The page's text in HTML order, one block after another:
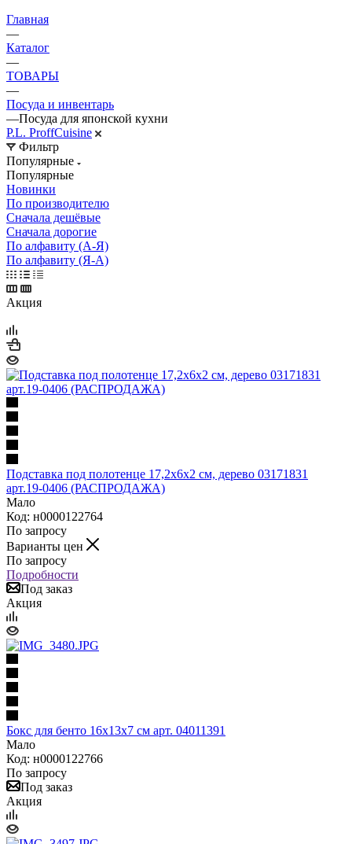
Главная
—
Каталог
—
ТОВАРЫ
—
Посуда и инвентарь
—Посуда для японской кухни
P.L. ProffСuisine
Фильтр
Популярные
Популярные
Новинки
По производителю
Сначала дешёвые
Сначала дорогие
По алфавиту (А-Я)
По алфавиту (Я-А)
Акция
Подставка под полотенце 17,2х6х2 см, дерево 03171831
арт.19-0406 (РАСПРОДАЖА)
Мало
Код: н0000122764
По запросу
Варианты цен
По запросу
Подробности
Под заказ
Акция
Бокс для бенто 16х13х7 см арт. 04011391
Мало
Код: н0000122766
По запросу
Под заказ
Акция